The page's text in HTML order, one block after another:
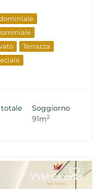
Terrazza
Soggiorno
91m2